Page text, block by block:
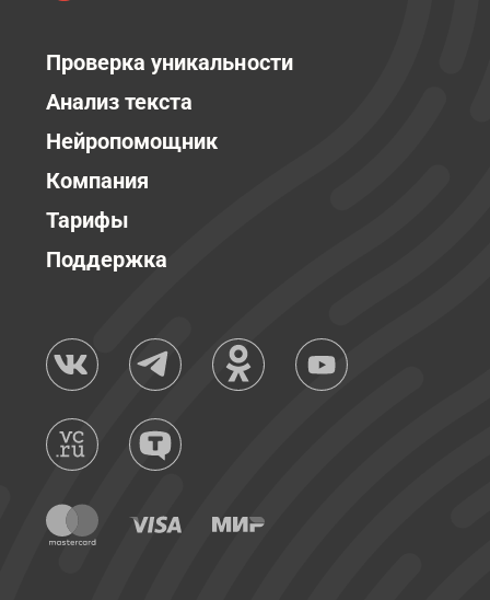
Проверка уникальности
Анализ текста
Нейропомощник
Компания
Тарифы
Поддержка